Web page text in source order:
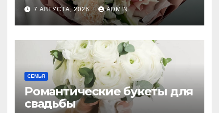
7 АВГУСТА, 2026 ADMIN
СЕМЬЯ
Романтические букеты для
свадьбы